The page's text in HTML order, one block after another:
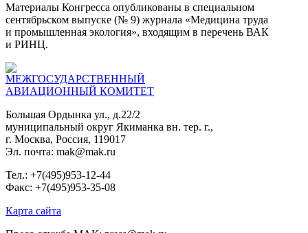
Материалы Конгресса опубликованы в специальном
сентябрьском выпуске (№ 9) журнала «Медицина труда
и промышленная экология», входящим в перечень ВАК
и РИНЦ.
МЕЖГОСУДАРСТВЕННЫЙ
АВИАЦИОННЫЙ КОМИТЕТ
Большая Ордынка ул., д.22/2
муниципальный округ Якиманка вн. тер. г.,
г. Москва, Россия, 119017
Эл. почта: mak@mak.ru
Тел.: +7(495)953-12-44
Факс: +7(495)953-35-08
Карта сайта